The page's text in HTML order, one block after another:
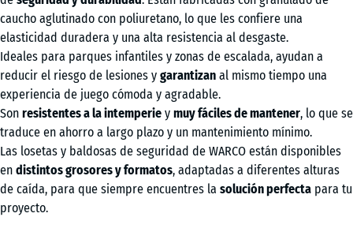
caucho aglutinado con poliuretano, lo que les confiere una
elasticidad duradera y una alta resistencia al desgaste.
Ideales para parques infantiles y zonas de escalada, ayudan a
reducir el riesgo de lesiones y garantizan al mismo tiempo una
experiencia de juego cómoda y agradable.
Son resistentes a la intemperie y muy fáciles de mantener, lo que se
traduce en ahorro a largo plazo y un mantenimiento mínimo.
Las losetas y baldosas de seguridad de WARCO están disponibles
en distintos grosores y formatos, adaptadas a diferentes alturas
de caída, para que siempre encuentres la solución perfecta para tu
proyecto.